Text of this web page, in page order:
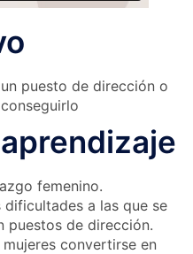
puesto de dirección o
femenino.
dificultades a las que se
puestos de dirección.
convertirse en